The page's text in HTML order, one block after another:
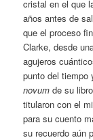
cristal en el que
años antes de
que el proceso
Clarke, desde
agujeros
punto del tiempo
novum de su
titularon con el
para su cuento
su recuerdo aún